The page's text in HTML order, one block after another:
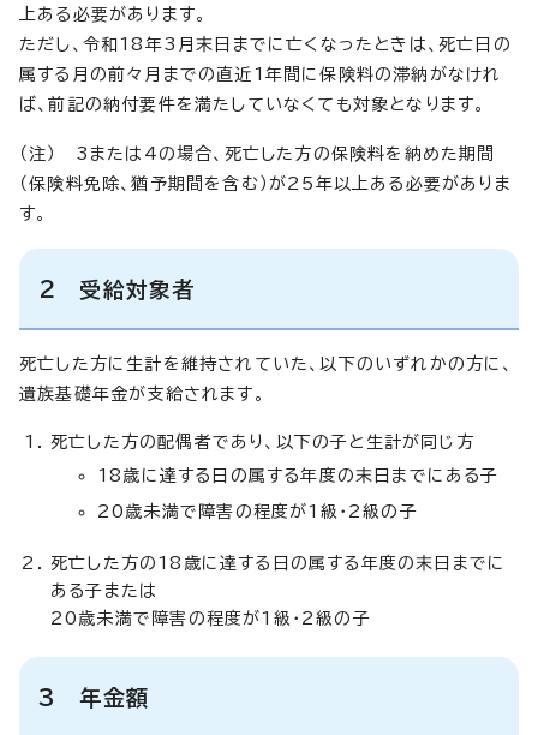
上ある必要があります。
ただし、令和18年3月末日までに亡くなったときは、死亡日の
属する月の前々月までの直近1年間に保険料の滞納がなけれ
ば、前記の納付要件を満たしていなくても対象となります。
（注） 3または4の場合、死亡した方の保険料を納めた期間
（保険料免除、猶予期間を含む）が25年以上ある必要がありま
す。
2 受給対象者
死亡した方に生計を維持されていた、以下のいずれかの方に、
遺族基礎年金が支給されます。
死亡した方の配偶者であり、以下の子と生計が同じ方
18歳に達する日の属する年度の末日までにある子
20歳未満で障害の程度が1級・2級の子
死亡した方の18歳に達する日の属する年度の末日までに
ある子または
20歳未満で障害の程度が1級・2級の子
3 年金額